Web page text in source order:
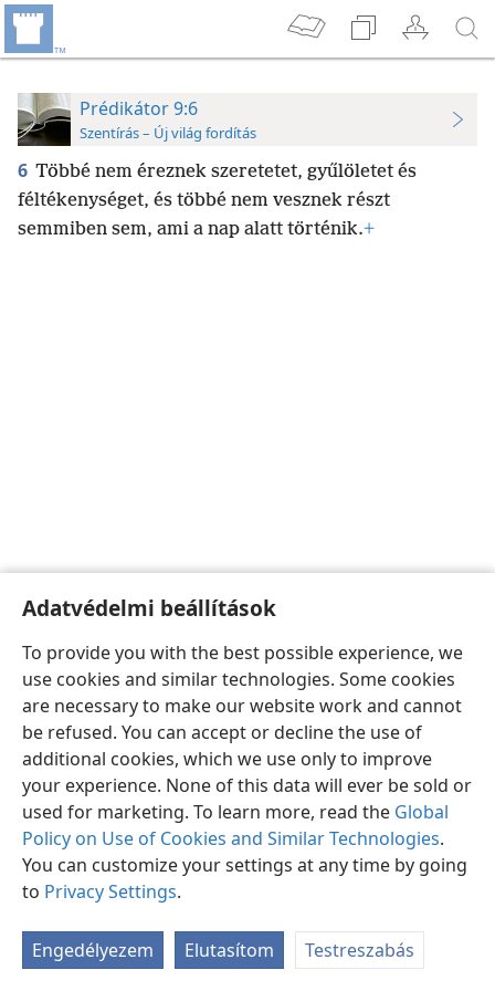
Adatvédelmi beállítások
To provide you with the best possible experience, we
use cookies and similar technologies. Some cookies
are necessary to make our website work and cannot
be refused. You can accept or decline the use of
additional cookies, which we use only to improve
your experience. None of this data will ever be sold or
used for marketing. To learn more, read the Global
Policy on Use of Cookies and Similar Technologies.
You can customize your settings at any time by going
to Privacy Settings.
Engedélyezem Elutasítom Testreszabás
Prédikátor 9:6
Szentírás – Új világ fordítás
6 Többé nem éreznek szeretetet, gyűlöletet és
féltékenységet, és többé nem vesznek részt
semmiben sem, ami a nap alatt történik.+
Magyar Beállítások
Copyright© 2026 Watch Tower Bible and Tract Society of Pennsylvania
Bizalmas információra vonatkozó szabályok
Adatvédelmi beállítások
JW.ORG Bejelentkezés